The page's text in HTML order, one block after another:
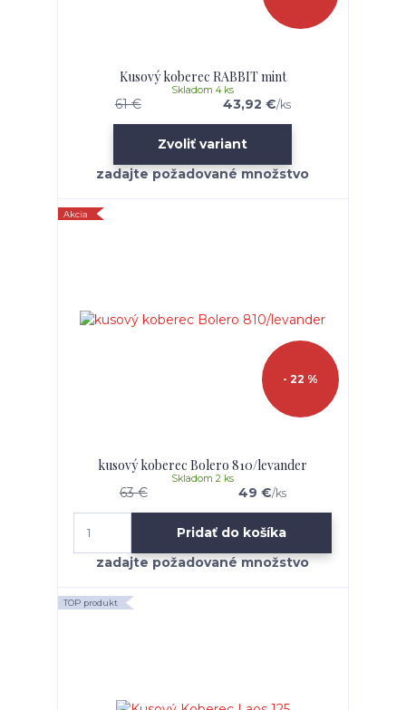
Kusový koberec RABBIT mint
61 € 43,92 €/ks
Skladom 4 ks
Zvoliť variant
Akcia
- 22 %
kusový koberec Bolero 810/levander
63 € 49 €/ks
Skladom 2 ks
Pridať do košíka
TOP produkt